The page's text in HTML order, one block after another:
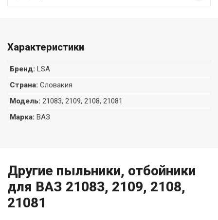
Характеристики
Бренд: LSA
Страна: Словакия
Модель: 21083, 2109, 2108, 21081
Марка: ВАЗ
Другие пыльники, отбойники
для ВАЗ 21083, 2109, 2108,
21081